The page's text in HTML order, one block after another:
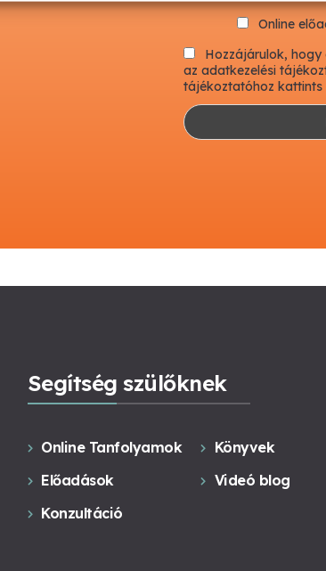
Online
Hozzájárulok,
az adatkezelési
tájékoztatóhoz kattints
Segítség szülőknek
Online Tanfolyamok
Könyvek
Előadások
Videó blog
Konzultáció